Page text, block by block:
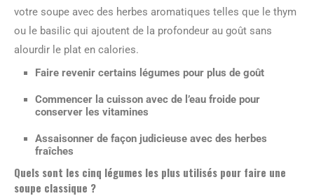
votre soupe avec des herbes aromatiques telles que le thym
ou le basilic qui ajoutent de la profondeur au goût sans
alourdir le plat en calories.
Faire revenir certains légumes pour plus de goût
Commencer la cuisson avec de l’eau froide pour
conserver les vitamines
Assaisonner de façon judicieuse avec des herbes
fraîches
Quels sont les cinq légumes les plus utilisés pour faire une
soupe classique ?